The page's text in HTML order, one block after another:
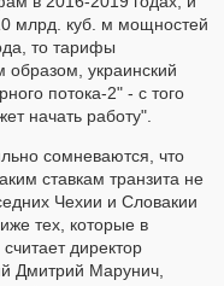
млрд. куб. м мощностей
то тарифы
образом, украинский
потока-2" - с того
начать работу".
сомневаются, что
ставкам транзита не
Чехии и Словакии
тех, которые в
директор
Дмитрий Марунич,